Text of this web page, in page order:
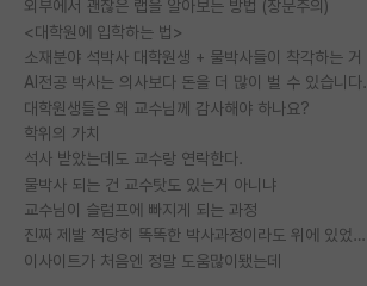
외부에서 괜찮은 랩을 알아보는 방법 (장문주의)
<대학원에 입학하는 법>
소재분야 석박사 대학원생 + 물박사들이 착각하는 거
AI전공 박사는 의사보다 돈을 더 많이 벌 수 있습니다.
대학원생들은 왜 교수님께 감사해야 하나요?
학위의 가치
석사 받았는데도 교수랑 연락한다.
물박사 되는 건 교수탓도 있는거 아니냐
교수님이 슬럼프에 빠지게 되는 과정
진짜 제발 적당히 똑똑한 박사과정이라도 위에 있었으면..
이사이트가 처음엔 정말 도움많이됐는데